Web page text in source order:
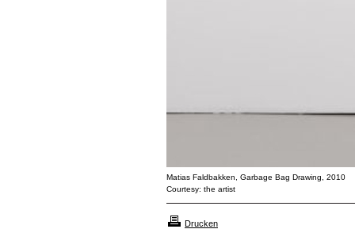
Matias Faldbakken, Garbage Bag Drawing, 2010
Courtesy: the artist
Drucken